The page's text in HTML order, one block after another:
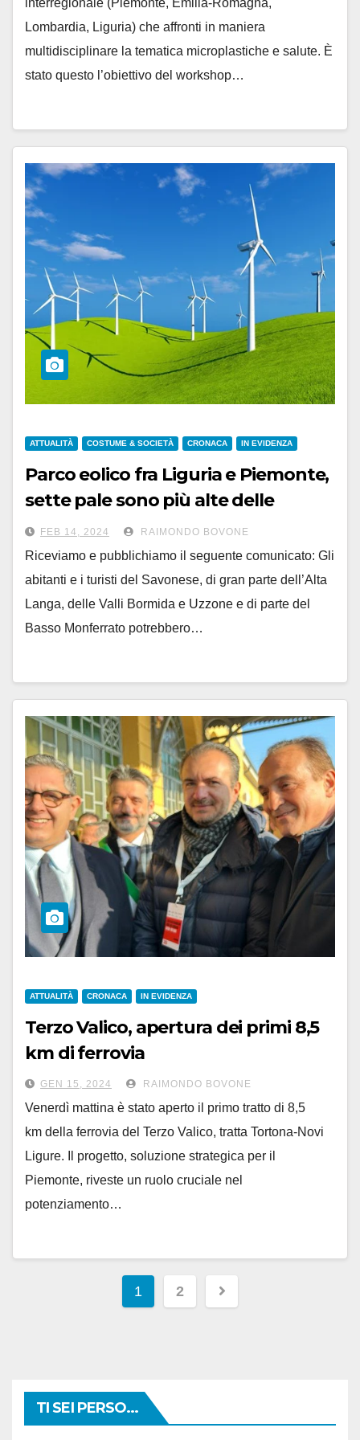
interregionale (Piemonte, Emilia-Romagna,
Lombardia, Liguria) che affronti in maniera
multidisciplinare la tematica microplastiche e salute. È
stato questo l’obiettivo del workshop…
ATTUALITÀ COSTUME & SOCIETÀ CRONACA IN EVIDENZA
Parco eolico fra Liguria e Piemonte,
sette pale sono più alte delle
Langhe. ‘No’ deciso degli abitanti
FEB 14, 2024 RAIMONDO BOVONE
Riceviamo e pubblichiamo il seguente comunicato: Gli
abitanti e i turisti del Savonese, di gran parte dell’Alta
Langa, delle Valli Bormida e Uzzone e di parte del
Basso Monferrato potrebbero…
ATTUALITÀ CRONACA IN EVIDENZA
Terzo Valico, apertura dei primi 8,5
km di ferrovia
GEN 15, 2024 RAIMONDO BOVONE
Venerdì mattina è stato aperto il primo tratto di 8,5
km della ferrovia del Terzo Valico, tratta Tortona-Novi
Ligure. Il progetto, soluzione strategica per il
Piemonte, riveste un ruolo cruciale nel
potenziamento…
Paginazione
1 2
TI SEI PERSO...